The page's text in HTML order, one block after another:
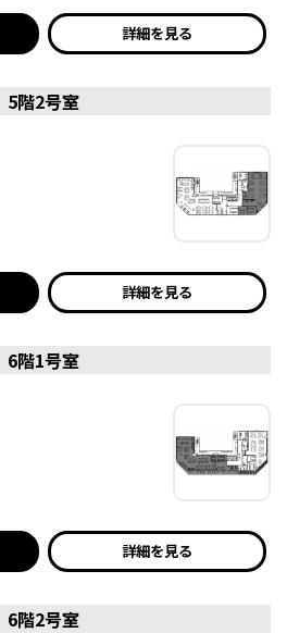
詳細を見る
5階2号室
詳細を見る
6階1号室
詳細を見る
6階2号室